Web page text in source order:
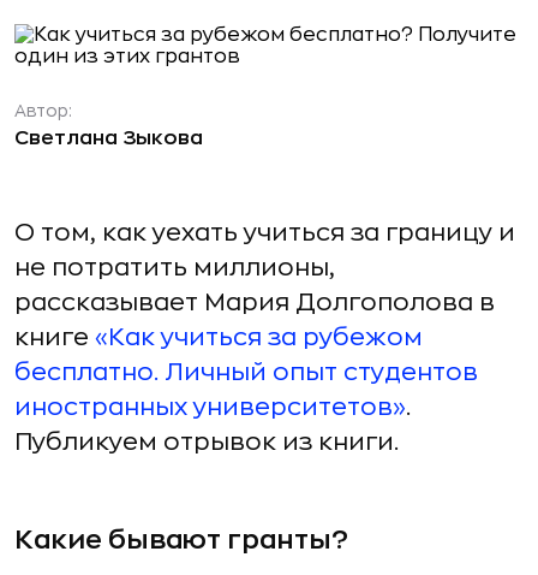
Автор:
Светлана Зыкова
О том, как уехать учиться за границу и
не потратить миллионы,
рассказывает Мария Долгополова в
книге «Как учиться за рубежом
бесплатно. Личный опыт студентов
иностранных университетов».
Публикуем отрывок из книги.
Какие бывают гранты?